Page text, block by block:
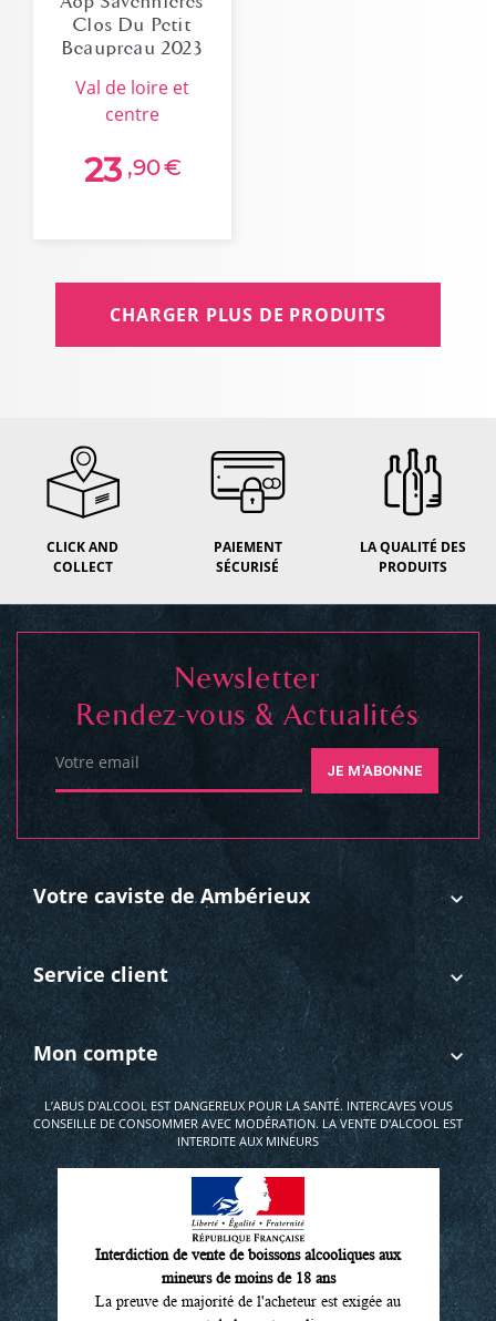
Clos Du Petit
Beaupreau 2023
val de loire et
centre
23 ,90€
CHARGER PLUS DE PRODUITS
CLICK AND
COLLECT
PAIEMENT
SÉCURISÉ
LA QUALITÉ DES
PRODUITS
Votre caviste de Ambérieux
Service client
Mon compte
Newsletter
Rendez-vous & Actualités
Votre email JE M'ABONNE
L’ABUS D'ALCOOL EST DANGEREUX POUR LA SANTÉ. INTERCAVES VOUS
CONSEILLE DE CONSOMMER AVEC MODÉRATION. LA VENTE D'ALCOOL EST
INTERDITE AUX MINEURS
Interdiction de vente de boissons alcooliques aux
mineurs de moins de 18 ans
La preuve de majorité de l'acheteur est exigée au